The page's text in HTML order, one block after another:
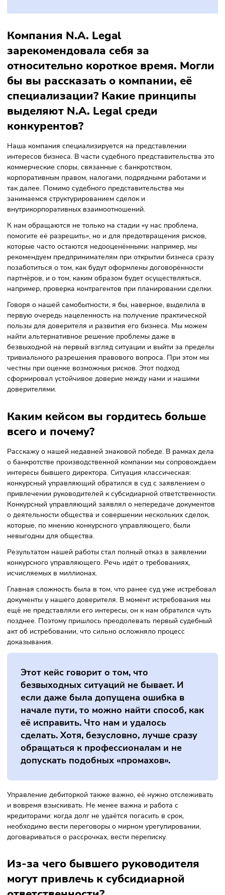
Екатерина Антипенко
Партнёр и руководитель практики разрешения споров
N.A. Legal
Компания N.A. Legal
зарекомендовала себя за
относительно короткое время.
бы вы рассказать о компании, её
специализации? Какие принципы
выделяют N.A. Legal среди
конкурентов?
Наша компания специализируется на представлении
интересов бизнеса. В части судебного
коммерческие споры, связанные с банкротством,
корпоративным правом, налогами, подрядными работами
так далее. Помимо судебного представительства мы
внутрикорпоративных взаимоотношений.
К нам обращаются не только на стадии «у нас проблема,
помогите её разрешить», но и для предотвращения
которые часто остаются недооценёнными: например, мы
рекомендуем предпринимателям при открытии бизнеса
позаботиться о том, как будут оформлены
партнёров, и о том, каким образом будет осуществляться,
например, проверка контрагентов при планировании
Говоря о нашей самобытности, я бы, наверное, выделила
первую очередь нацеленность на получение
пользы для доверителя и развития его бизнеса. Мы
найти альтернативное решение проблемы даже в
безвыходной на первый взгляд ситуации и выйти за
тривиального разрешения правового вопроса. При этом
честны при оценке возможных рисков. Этот подход
сформировал устойчивое доверие между нами и нашими
доверителями.
Каким кейсом вы гордитесь
всего и почему?
Расскажу о нашей недавней знаковой победе. В рамках
о банкротстве производственной компании мы
интересы бывшего директора. Ситуация классическая:
конкурсный управляющий обратился в суд с заявлением
привлечении руководителей к субсидиарной
Конкурсный управляющий заявлял о непередаче
о деятельности общества и совершении нескольких
невыгодны для общества.
Результатом нашей работы стал полный отказ в
конкурсного управляющего. Речь идёт о требованиях,
исчисляемых в миллионах.
Главная сложность была в том, что ранее суд уже
документы у нашего доверителя. В момент
ещё не представляли его интересы, он к нам обратился
позднее. Поэтому пришлось преодолевать первый
акт об истребовании, что сильно осложняло процесс
Этот кейс говорит о том, что
безвыходных ситуаций не бывает. И
начале пути, то можно найти способ,
её исправить. Что нам и удалось
сделать. Хотя, безусловно, лучше сразу